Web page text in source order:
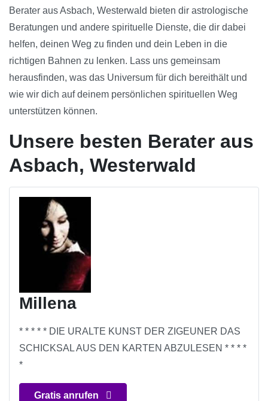
Berater aus Asbach, Westerwald bieten dir astrologische
Beratungen und andere spirituelle Dienste, die dir dabei
helfen, deinen Weg zu finden und dein Leben in die
richtigen Bahnen zu lenken. Lass uns gemeinsam
herausfinden, was das Universum für dich bereithält und
wie wir dich auf deinem persönlichen spirituellen Weg
unterstützen können.
Unsere besten Berater aus
Asbach, Westerwald
Millena
* * * * * DIE URALTE KUNST DER ZIGEUNER DAS
SCHICKSAL AUS DEN KARTEN ABZULESEN * * * *
*
Gratis anrufen